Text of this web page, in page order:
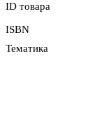
ID товара
ISBN
Тематика